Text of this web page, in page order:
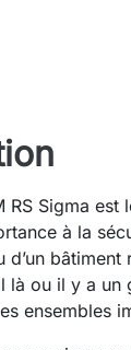
RS Sigma
à la
d’un
là ou il y a
ensembles